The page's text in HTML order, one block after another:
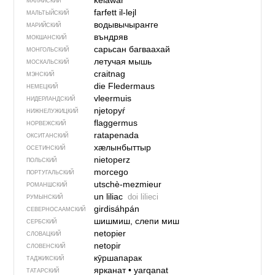
МАЛЬТЫЙСКИЙ farfett il-lejl
МАРИЙСКИЙ водывычыраҥге
МОКШАНСКИЙ въндряв
МОНГОЛЬСКИЙ сарьсан багваахай
МОСКАЛЬСКИЙ летучая мышь
МЭНСКИЙ craitnag
НЕМЕЦКИЙ die Fledermaus
НИДЕРЛАНДСКИЙ vleermuis
НИЖНЕЛУЖИЦКИЙ njetopyŕ
НОРВЕЖСКИЙ flaggermus
ОКСИТАНСКИЙ ratapenada
ОСЕТИНСКИЙ хӕлынбыттыр
ПОЛЬСКИЙ nietoperz
ПОРТУГАЛЬСКИЙ morcego
РОМАНШСКИЙ utschè-mezmieur
РУМЫНСКИЙ un liliac doi lilieci
СЕВЕР­НО­СА­АМ­СКИЙ girdisáhpán
СЕРБСКИЙ шишмиш, слепи миш
СЛОВАЦКИЙ netopier
СЛОВЕНСКИЙ netopir
ТАДЖИКСКИЙ кӯршапарак
ТАТАРСКИЙ ярканат• yarqanat